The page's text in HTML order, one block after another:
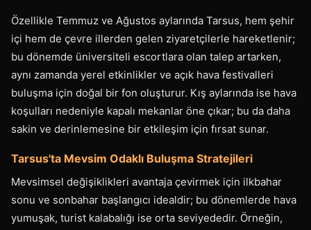
Özellikle Temmuz ve Ağustos aylarında Tarsus, hem şehir
içi hem de çevre illerden gelen ziyaretçilerle hareketlenir;
bu dönemde üniversiteli escortlara olan talep artarken,
aynı zamanda yerel etkinlikler ve açık hava festivalleri
buluşma için doğal bir fon oluşturur. Kış aylarında ise hava
koşulları nedeniyle kapalı mekanlar öne çıkar; bu da daha
sakin ve derinlemesine bir etkileşim için fırsat sunar.
Tarsus'ta Mevsim Odaklı Buluşma Stratejileri
Mevsimsel değişiklikleri avantaja çevirmek için ilkbahar
sonu ve sonbahar başlangıcı idealdir; bu dönemlerde hava
yumuşak, turist kalabalığı ise orta seviyededir. Örneğin,